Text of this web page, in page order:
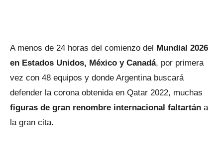
A menos de 24 horas del comienzo del Mundial 2026
en Estados Unidos, México y Canadá, por primera
vez con 48 equipos y donde Argentina buscará
defender la corona obtenida en Qatar 2022, muchas
figuras de gran renombre internacional faltartán a
la gran cita.